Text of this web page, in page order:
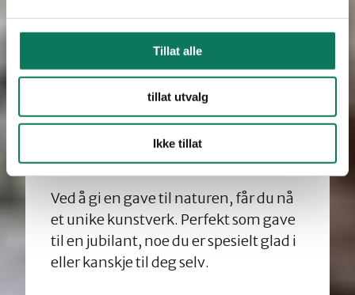
Tillat alle
tillat utvalg
Ikke tillat
Vi er utrolig stolte av bildene som er en
gave til Naturvernforbundet fra
Ved å gi en gave til naturen, får du nå
et unike kunstverk. Perfekt som gave
til en jubilant, noe du er spesielt glad i
eller kanskje til deg selv.